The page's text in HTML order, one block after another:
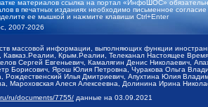
материалов ссылка на портал «ИнфоШОС»
в печатных изданиях необходимо письменное
ее мышкой и нажмите клавиши Ctrl+Enter
2007-2026
массовой информации, выполняющих функции
Крым.Реалии, Телеканал Настоящее
Сергей Евгеньевич, Камалягин Денис Николаевич,
Борисович, Ярош Юлия Петровна, Чуракова Ольга
Илья Дмитриевич, Апухтина Юлия
Мароховская Алеся Алексеевна, Долинина Ирина
ru/documents/7755/ данные на 03.09.2021